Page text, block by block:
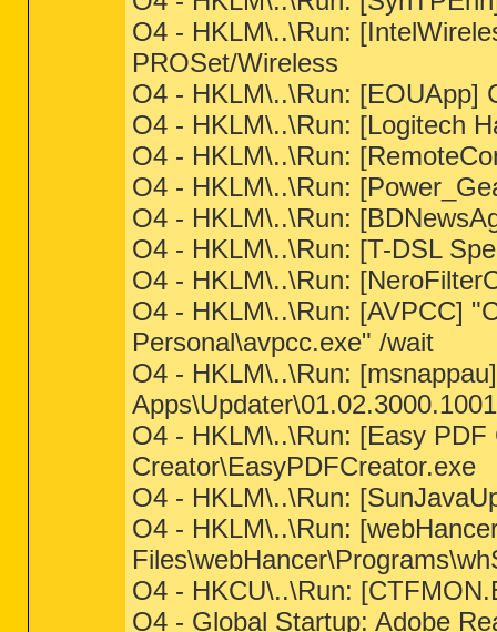
O4 - HKLM\..\Run:
PROSet/Wireless
O4 - HKLM\..\Run: [EOUApp]
O4 - HKLM\..\Run: [Logitech
O4 - HKLM\..\Run:
O4 - HKLM\..\Run:
O4 - HKLM\..\Run:
O4 - HKLM\..\Run: [T-DSL
O4 - HKLM\..\Run:
O4 - HKLM\..\Run: [AVPCC]
Personal\avpcc.exe" /wait
O4 - HKLM\..\Run:
O4 - HKLM\..\Run: [Easy
Creator\EasyPDFCreator.exe
O4 - HKLM\..\Run:
O4 - HKLM\..\Run:
O4 - HKCU\..\Run:
O4 - Global Startup: Adobe